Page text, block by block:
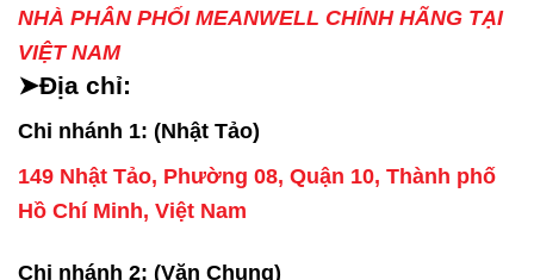
NHÀ PHÂN PHỐI MEANWELL CHÍNH HÃNG TẠI
VIỆT NAM
➤Địa chỉ:
Chi nhánh 1: (Nhật Tảo)
149 Nhật Tảo, Phường 08, Quận 10, Thành phố
Hồ Chí Minh, Việt Nam
Chi nhánh 2: (Văn Chung)